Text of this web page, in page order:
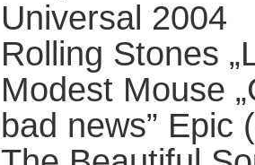
Universal 2004
Rolling Stones
Modest Mouse
bad news” Epic